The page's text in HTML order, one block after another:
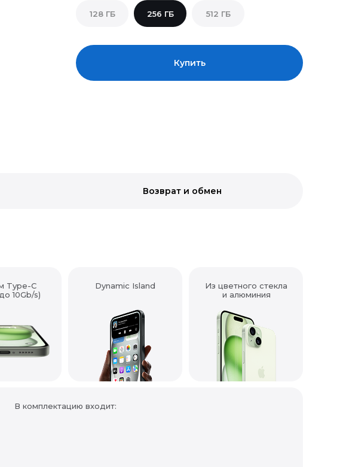
512 ГБ
256 ГБ
128 ГБ
Купить
Возврат и обмен
В комплектацию входит:
Из цветного стекла
и алюминия
Type-C
10Gb/s)
Dynamic Island